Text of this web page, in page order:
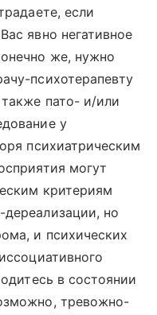
если
явно негативное
же, нужно
психотерапевту
пато- и/или
у
психиатрическим
могут
критериям
но
и психических
в состоянии
тревожно-